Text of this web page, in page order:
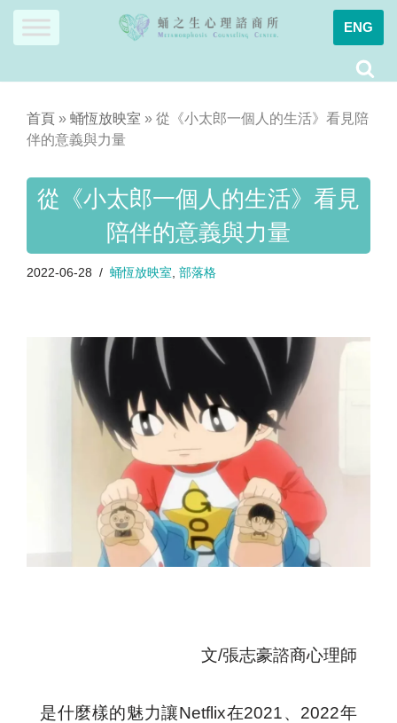
Skip
ENG
首頁 » 蛹恆放映室 » 從《小太郎一個人的生活》看見陪
伴的意義與力量
從《小太郎一個人的生活》看見
陪伴的意義與力量
2022-06-28 蛹恆放映室 部落格
文/張志豪諮商心理師
是什麼樣的魅力讓Netflix在2021、2022年